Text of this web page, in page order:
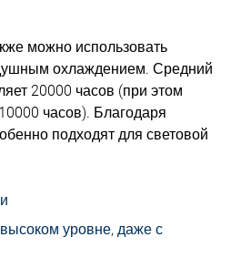
можно использовать
охлаждением. Средний
20000 часов (при этом
часов). Благодаря
подходят для световой
уровне, даже с